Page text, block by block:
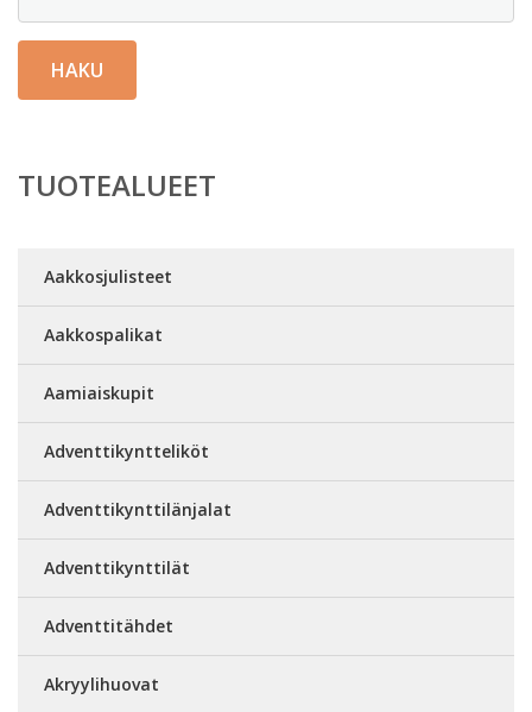
HAKU
TUOTEALUEET
Aakkosjulisteet
Aakkospalikat
Aamiaiskupit
Adventtikyntteliköt
Adventtikynttilänjalat
Adventtikynttilät
Adventtitähdet
Akryylihuovat